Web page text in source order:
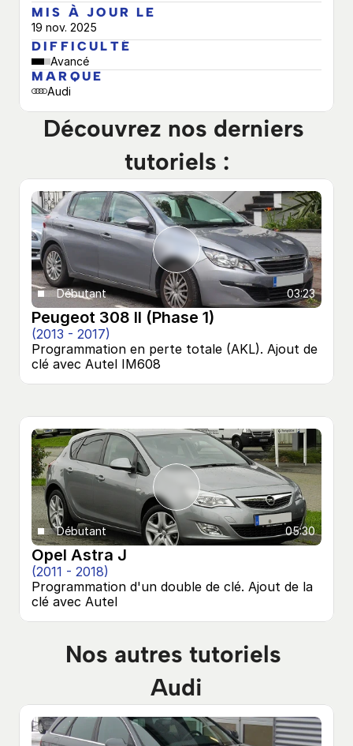
MIS À JOUR LE
19 nov. 2025
DIFFICULTÉ
Avancé
MARQUE
Audi
Découvrez nos derniers
tutoriels :
03:23
Débutant
Peugeot 308 II (Phase 1)
(2013 - 2017)
Programmation en perte totale (AKL). Ajout de
clé avec Autel IM608
05:30
Débutant
Opel Astra J
(2011 - 2018)
Programmation d'un double de clé. Ajout de la
clé avec Autel
Nos autres tutoriels
Audi